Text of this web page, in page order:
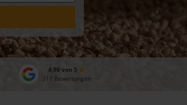
4,90 von 5
317 Bewertungen